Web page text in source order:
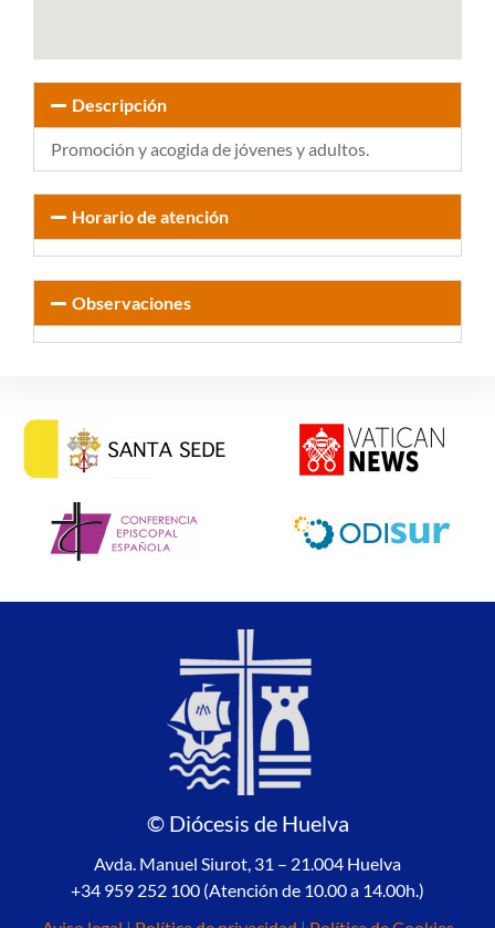
Descripción
Promoción y acogida de jóvenes y adultos.
Horario de atención
Observaciones
© Diócesis de Huelva
Avda. Manuel Siurot, 31 – 21.004 Huelva
+34 959 252 100 (Atención de 10.00 a 14.00h.)